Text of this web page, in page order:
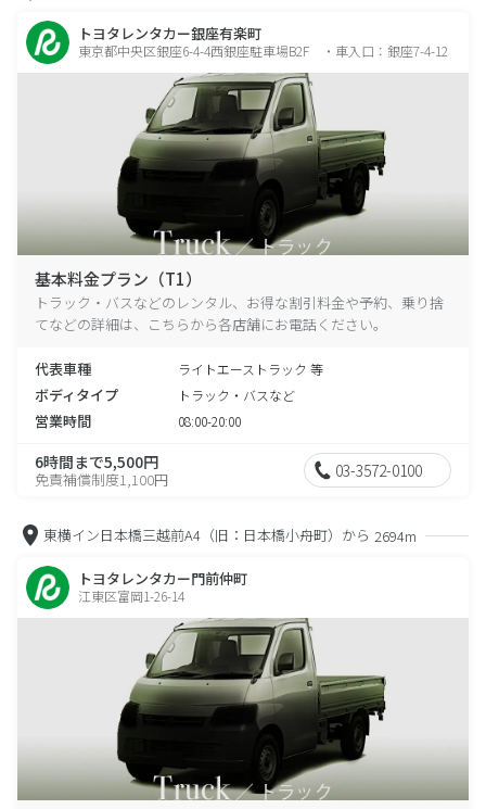
トヨタレンタカー銀座有楽町
東京都中央区銀座6-4-4西銀座駐車場B2F ・車入口：銀座7-4-12
基本料金プラン（T1）
トラック・バスなどのレンタル、お得な割引料金や予約、乗り捨
てなどの詳細は、こちらから各店舗にお電話ください。
代表車種 ライトエーストラック 等
ボディタイプ トラック・バスなど
営業時間 08:00-20:00
6時間まで5,500円
免責補償制度1,100円 03-3572-0100
東横イン日本橋三越前A4（旧：日本橋小舟町）から 2694m
トヨタレンタカー門前仲町
江東区富岡1-26-14